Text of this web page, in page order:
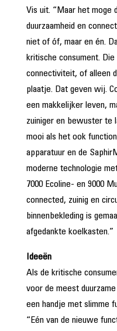
Vis uit. “Maar het moge
duurzaamheid en
niet of óf, maar en én.
kritische consument.
connectiviteit, of alleen
plaatje. Dat geven wij.
een makkelijker leven,
zuiniger en bewuster te
mooi als het ook
apparatuur en de
moderne technologie
7000 Ecoline- en 9000
connected, zuinig en
binnenbekleding is
afgedankte koelkasten.”
Ideeën
Als de kritische
voor de meest
een handje met slimme
“Eén van de nieuwe